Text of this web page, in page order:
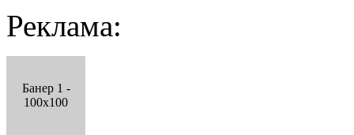
Реклама:
Банер 1 -
100x100